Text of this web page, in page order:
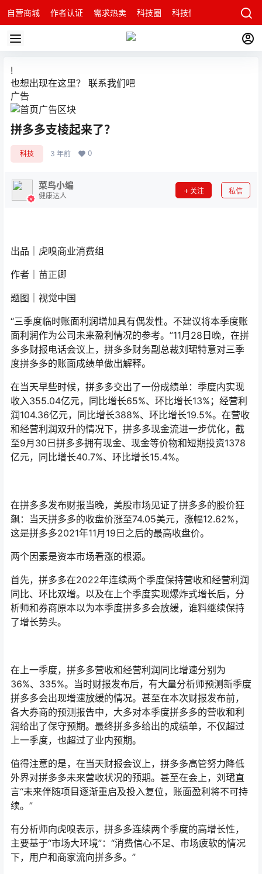
自营商城 作者认证 需求热卖 科技圈 科技快讯 智能科技问
!
也想出现在这里？ 联系我们吧
广告
拼多多支棱起来了？
科技 3 年前 0
菜鸟小编
健康达人
关注 私信
出品｜虎嗅商业消费组
作者｜苗正卿
题图｜视觉中国
“三季度临时账面利润增加具有偶发性。不建议将本季度账
面利润作为公司未来盈利情况的参考。”11月28日晚，在拼
多多财报电话会议上，拼多多财务副总裁刘珺特意对三季
度拼多多的账面成绩单做出解释。
在当天早些时候，拼多多交出了一份成绩单：季度内实现
收入355.04亿元，同比增长65%、环比增长13%；经营利
润104.36亿元，同比增长388%、环比增长19.5%。在营收
和经营利润双升的情况下，拼多多现金流进一步优化，截
至9月30日拼多多拥有现金、现金等价物和短期投资1378
亿元，同比增长40.7%、环比增长15.4%。
在拼多多发布财报当晚，美股市场见证了拼多多的股价狂
飙：当天拼多多的收盘价涨至74.05美元，涨幅12.62%，
这是拼多多2021年11月19日之后的最高收盘价。
两个因素是资本市场看涨的根源。
首先，拼多多在2022年连续两个季度保持营收和经营利润
同比、环比双增。以及在上个季度实现爆炸式增长后，分
析师和券商原本以为本季度拼多多会放缓，谁料继续保持
了增长势头。
在上一季度，拼多多营收和经营利润同比增速分别为
36%、335%。当时财报发布后，有大量分析师预测新季度
拼多多会出现增速放缓的情况。甚至在本次财报发布前，
各大券商的预测报告中，大多对本季度拼多多的营收和利
润给出了保守预期。最终拼多多给出的成绩单，不仅超过
上一季度，也超过了业内预期。
值得注意的是，在当天财报会议上，拼多多高管努力降低
外界对拼多多未来营收状况的预期。甚至在会上，刘珺直
言“未来伴随项目逐渐重启及投入复位，账面盈利将不可持
续。”
有分析师向虎嗅表示，拼多多连续两个季度的高增长性，
主要基于“市场大环境”：“消费信心不足、市场疲软的情况
下，用户和商家流向拼多多。”